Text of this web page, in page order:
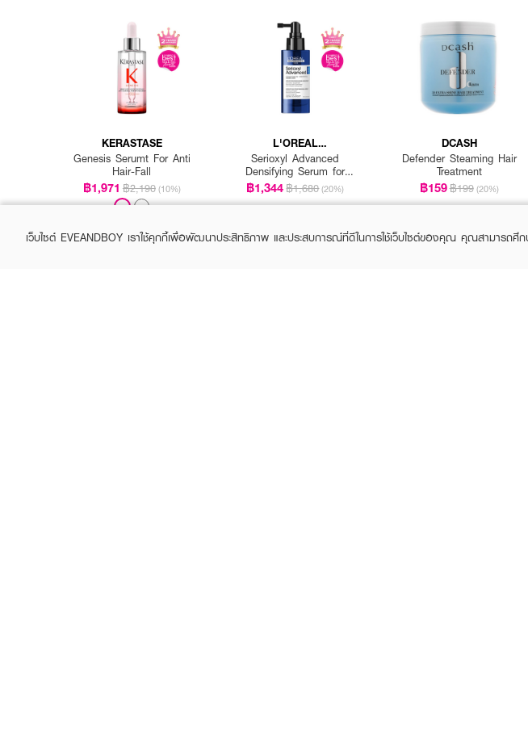
KERASTASE
Genesis Serumt For Anti
Hair-Fall
฿1,971 ฿2,190 (10%)
L'OREAL
PROFESSIONNEL
Serioxyl Advanced
Densifying Serum for
Thinning Hair
฿1,344฿1,680 (20%)
DCASH
Defender Steaming Hair
Treatment
฿159฿199 (20%)
เว็บไซต์ EVEANDBOY เราใช้คุกกี้เพื่อพัฒนาประสิทธิภาพ และประสบการณ์ที่ดีในการใช้เว็บไซต์ของคุณ คุณสามารถศึก